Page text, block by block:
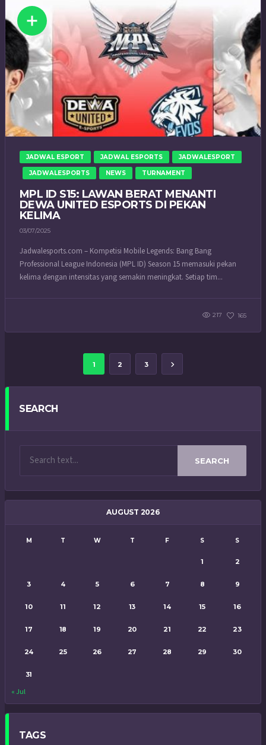
JADWAL ESPORT JADWAL ESPORTS JADWALESPORT
JADWALESPORTS NEWS TURNAMENT
MPL ID S15: LAWAN BERAT MENANTI
DEWA UNITED ESPORTS DI PEKAN
KELIMA
03/07/2025
Jadwalesports.com – Kompetisi Mobile Legends: Bang Bang
Professional League Indonesia (MPL ID) Season 15 memasuki pekan
kelima dengan intensitas yang semakin meningkat. Setiap tim...
217 165
1 2 3
SEARCH
SEARCH
AUGUST 2026
M T W T F S S
1 2
3 4 5 6 7 8 9
10 11 12 13 14 15 16
17 18 19 20 21 22 23
24 25 26 27 28 29 30
31
« Jul
TAGS